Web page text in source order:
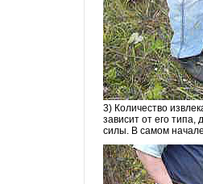
3) Количество
зависит от его типа,
силы. В самом